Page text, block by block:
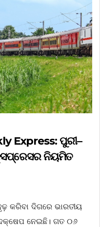
Express: ପୁରୀ–
ନିୟମିତ
କରିବା ଦିଗରେ ଭାରତୀୟ
ନେଇଛି। ଗତ ୦୬